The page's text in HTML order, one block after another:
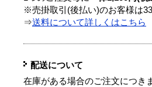
※売掛取引(後払い)のお客様は
⇒送料について詳しくはこちら
配送について
在庫がある場合のご注文につき